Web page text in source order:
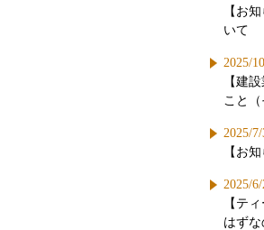
【お
いて
2025/
【建
こと（
2025/7/
【お
2025/
【テ
はずな